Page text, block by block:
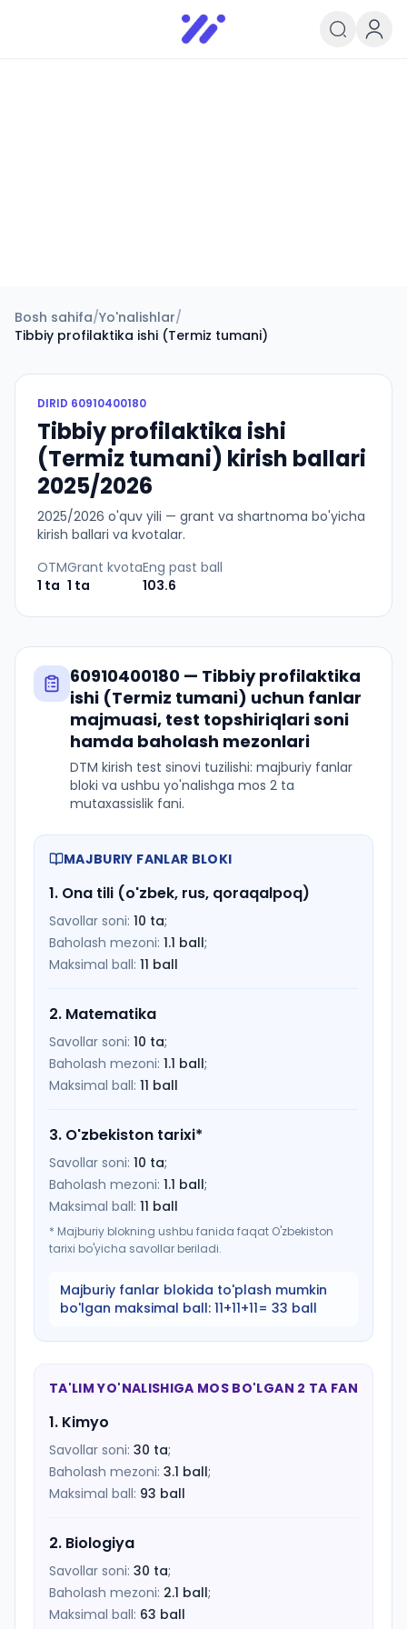
Infoedu
Ta&#039;lim xabarlari va
Bosh sahifa/Yo'nalishlar/
Tibbiy profilaktika ishi (Termiz tumani)
DIRID 60910400180
Tibbiy profilaktika ishi
(Termiz tumani) kirish ballari
2025/2026
2025/2026 o'quv yili — grant va shartnoma bo'yicha
kirish ballari va kvotalar.
OTM
1 ta
Grant kvota
1 ta
Eng past ball
103.6
60910400180 — Tibbiy profilaktika
ishi (Termiz tumani) uchun fanlar
majmuasi, test topshiriqlari soni
hamda baholash mezonlari
DTM kirish test sinovi tuzilishi: majburiy fanlar
bloki va ushbu yo'nalishga mos 2 ta
mutaxassislik fani.
MAJBURIY FANLAR BLOKI
1. Ona tili (o'zbek, rus, qoraqalpoq)
Savollar soni: 10 ta;
Baholash mezoni: 1.1 ball;
Maksimal ball: 11 ball
2. Matematika
Savollar soni: 10 ta;
Baholash mezoni: 1.1 ball;
Maksimal ball: 11 ball
3. O'zbekiston tarixi*
Savollar soni: 10 ta;
Baholash mezoni: 1.1 ball;
Maksimal ball: 11 ball
* Majburiy blokning ushbu fanida faqat O'zbekiston
tarixi bo'yicha savollar beriladi.
Majburiy fanlar blokida to'plash mumkin
bo'lgan maksimal ball: 11+11+11= 33 ball
TA'LIM YO'NALISHIGA MOS BO'LGAN 2 TA FAN
1. Kimyo
Savollar soni: 30 ta;
Baholash mezoni: 3.1 ball;
Maksimal ball: 93 ball
2. Biologiya
Savollar soni: 30 ta;
Baholash mezoni: 2.1 ball;
Maksimal ball: 63 ball